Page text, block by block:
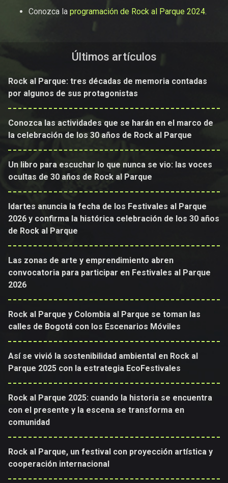
Conozca la programación de Rock al Parque 2024.
Últimos artículos
Rock al Parque: tres décadas de memoria contadas
por algunos de sus protagonistas
Conozca las actividades que se harán en el marco de
la celebración de los 30 años de Rock al Parque
Un libro para escuchar lo que nunca se vio: las voces
ocultas de 30 años de Rock al Parque
Idartes anuncia la fecha de los Festivales al Parque
2026 y confirma la histórica celebración de los 30 años
de Rock al Parque
Las zonas de arte y emprendimiento abren
convocatoria para participar en Festivales al Parque
2026
Rock al Parque y Colombia al Parque se toman las
calles de Bogotá con los Escenarios Móviles
Así se vivió la sostenibilidad ambiental en Rock al
Parque 2025 con la estrategia EcoFestivales
Rock al Parque 2025: cuando la historia se encuentra
con el presente y la escena se transforma en
comunidad
Rock al Parque, un festival con proyección artística y
cooperación internacional